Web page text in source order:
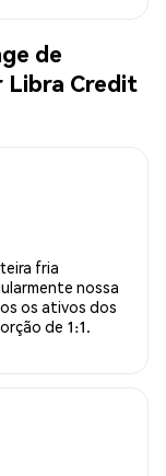
de
Libra Credit
fria
nossa
os ativos dos
de 1:1.